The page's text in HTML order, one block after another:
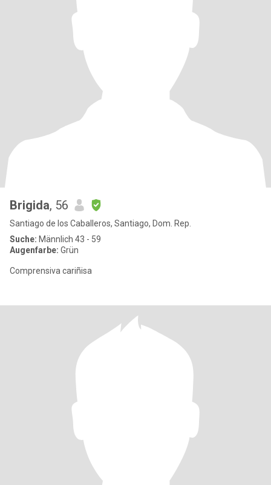
Brigida, 56
Santiago de los Caballeros, Santiago, Dom. Rep.
Suche: Männlich 43 - 59
Augenfarbe: Grün
Comprensiva cariñisa